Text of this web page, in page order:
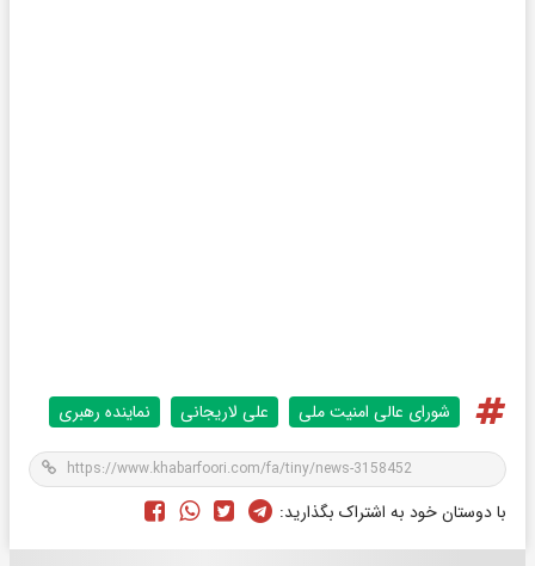
شورای عالی امنیت ملی علی لاریجانی نماینده رهبری
با دوستان خود به اشتراک بگذارید: